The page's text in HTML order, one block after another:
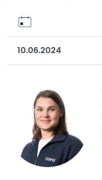
10.06.2024